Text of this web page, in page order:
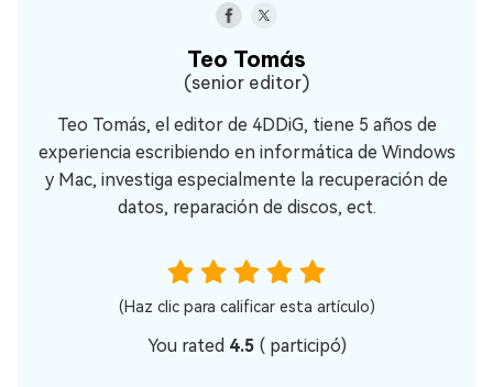
Teo Tomás
(senior editor)
Teo Tomás, el editor de 4DDiG, tiene 5 años de
experiencia escribiendo en informática de Windows
y Mac, investiga especialmente la recuperación de
datos, reparación de discos, ect.
(Haz clic para calificar esta artículo)
You rated 4.5 (participó)